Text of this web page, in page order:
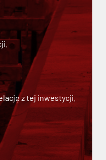
z tej inwestycji.